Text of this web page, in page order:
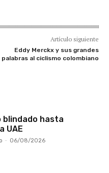
Artículo siguiente
Eddy Merckx y sus grandes
palabras al ciclismo colombiano
blindado hasta
UAE
- 06/08/2026